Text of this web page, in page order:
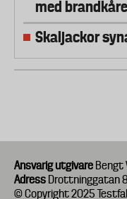
med
Skaljackor
Ansvarig utgivare Bengt
Adress Drottninggatan
© Copyright 2025